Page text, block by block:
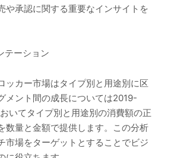
や承認に関する重要なインサイトを
テーション
ッカー市場はタイプ別と用途別に区
メント間の成長については2019-
いてタイプ別と用途別の消費額の正
数量と金額で提供します。この分析
市場をターゲットとすることでビジ